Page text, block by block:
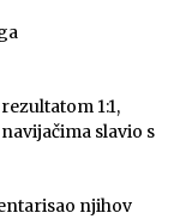
1:1,
slavio s
njihov